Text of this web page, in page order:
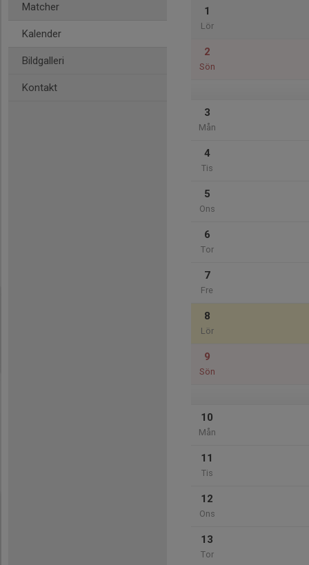
Matcher
Kalender
Bildgalleri
Kontakt
1
Lör
2
Sön
3
Mån
4
Tis
5
Ons
6
Tor
7
Fre
8
Lör
9
Sön
10
Mån
11
Tis
12
Ons
13
Tor